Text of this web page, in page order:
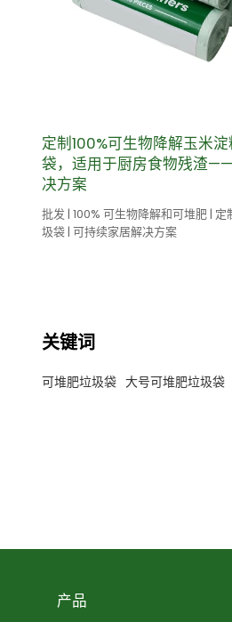
定制100%可生物降解玉米
袋，适用于厨房食物残渣
决方案
批发 | 100% 可生物降解和可堆肥 | 定
圾袋 | 可持续家居解决方案
关键词
可堆肥垃圾袋 大号可堆肥垃圾袋
产品